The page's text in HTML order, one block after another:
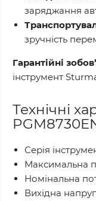
заряджання
зручність
Гарантійні
інструмент
Технічні
Серія
Максимальна
Номінальна
Вихідна